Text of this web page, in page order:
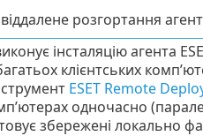
розгортання
інсталяцію агента
клієнтських
ESET Remote
одночасно
збережені локально